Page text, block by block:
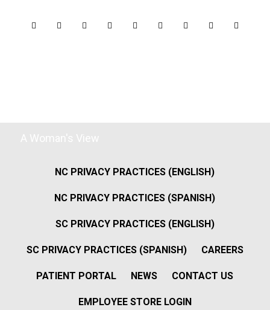
NC PRIVACY PRACTICES (ENGLISH)
NC PRIVACY PRACTICES (SPANISH)
SC PRIVACY PRACTICES (ENGLISH)
SC PRIVACY PRACTICES (SPANISH) CAREERS
PATIENT PORTAL NEWS CONTACT US
EMPLOYEE STORE LOGIN